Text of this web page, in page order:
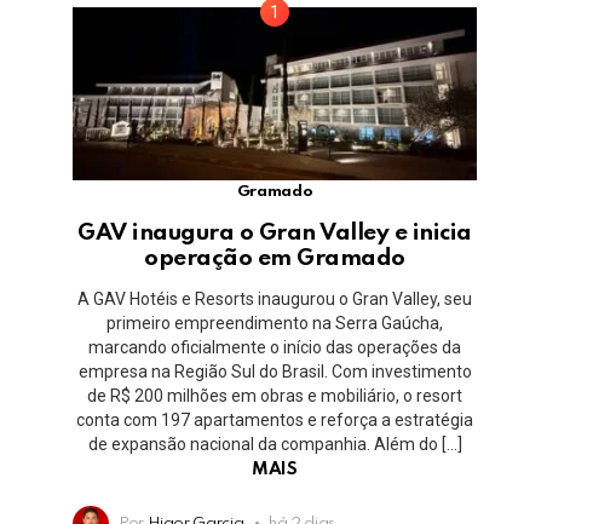
Gramado
GAV inaugura o Gran Valley e inicia
operação em Gramado
A GAV Hotéis e Resorts inaugurou o Gran Valley, seu
primeiro empreendimento na Serra Gaúcha,
marcando oficialmente o início das operações da
empresa na Região Sul do Brasil. Com investimento
de R$ 200 milhões em obras e mobiliário, o resort
conta com 197 apartamentos e reforça a estratégia
de expansão nacional da companhia. Além do […]
MAIS